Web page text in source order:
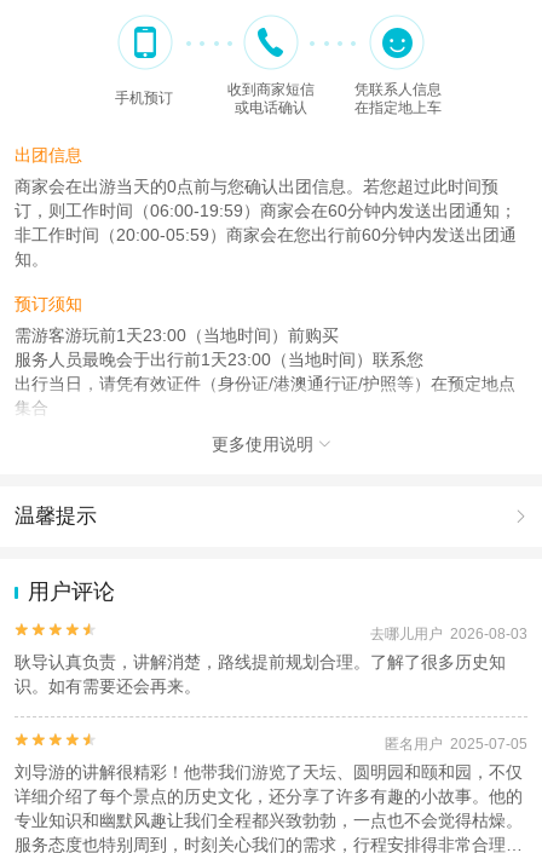
手机预订
收到商家短信
或电话确认
凭联系人信息
在指定地上车
出团信息
商家会在出游当天的0点前与您确认出团信息。若您超过此时间预
订，则工作时间（06:00-19:59）商家会在60分钟内发送出团通知；
非工作时间（20:00-05:59）商家会在您出行前60分钟内发送出团通
知。
预订须知
需游客游玩前1天23:00（当地时间）前购买
服务人员最晚会于出行前1天23:00（当地时间）联系您
出行当日，请凭有效证件（身份证/港澳通行证/护照等）在预定地点
集合
儿童：1周岁 – 17周岁；
老人：60周岁（含）以上；
本产品由青岛驿路同行国际旅行社有限公司代理招徕，委托社为北京宇遥国际旅
行社有限公司，具体的旅游服务和操作由委托社及其有资质的地接社提供
更多使用说明 
温馨提示 
动（如跳伞、潜水、滑雪等）前，请务必仔细阅读
2.为普及旅游安全知识及旅游文明公约，使您的旅程顺利圆满完成，
特制定《去哪儿网旅游安全手册》 ，请您认真阅读并切实遵守。
用户评论

 去哪儿用户 2026-08-03
耿导认真负责，讲解消楚，路线提前规划合理。了解了很多历史知
识。如有需要还会再来。

 匿名用户 2025-07-05
刘导游的讲解很精彩！他带我们游览了天坛、圆明园和颐和园，不仅
详细介绍了每个景点的历史文化，还分享了许多有趣的小故事。他的
专业知识和幽默风趣让我们全程都兴致勃勃，一点也不会觉得枯燥。
服务态度也特别周到，时刻关心我们的需求，行程安排得非常合理。